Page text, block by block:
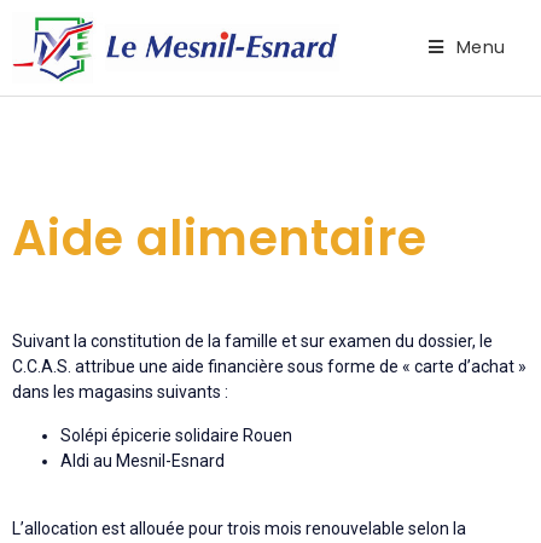
Menu
Aide alimentaire
Suivant la constitution de la famille et sur examen du dossier, le
C.C.A.S. attribue une aide financière sous forme de « carte d’achat »
dans les magasins suivants :
Solépi épicerie solidaire Rouen
Aldi au Mesnil-Esnard
L’allocation est allouée pour trois mois renouvelable selon la